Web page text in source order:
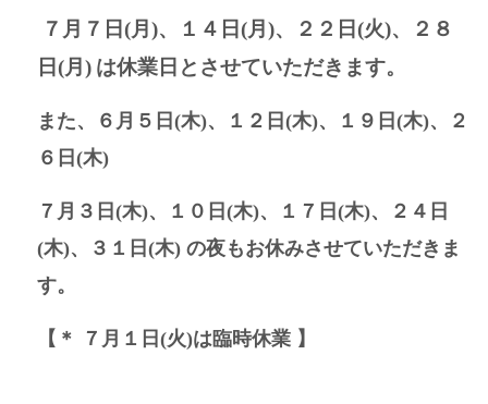
７月７日(月)、１４日(月)、２２ 日(火)、２８
日(月) は休業日とさせていただきます。
また、６ 月５日(木)、１２日(木)、１９ 日(木)、２
６日(木)
７月３日(木)、１０日(木)、１７日(木)、２４日
(木)、３１日(木) の夜もお休みさせていただきま
す。
【＊ ７月１日(火)は臨時休業 】